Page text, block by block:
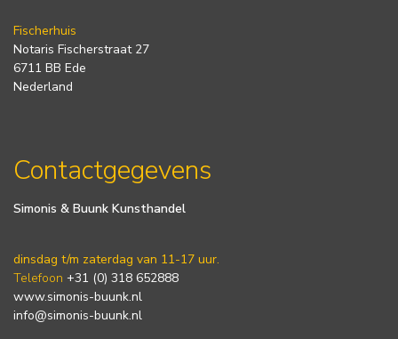
Fischerhuis
Notaris Fischerstraat 27
6711 BB Ede
Nederland
Contactgegevens
Simonis & Buunk Kunsthandel
dinsdag t/m zaterdag van 11-17 uur.
Telefoon +31 (0) 318 652888
www.simonis-buunk.nl
info@simonis-buunk.nl